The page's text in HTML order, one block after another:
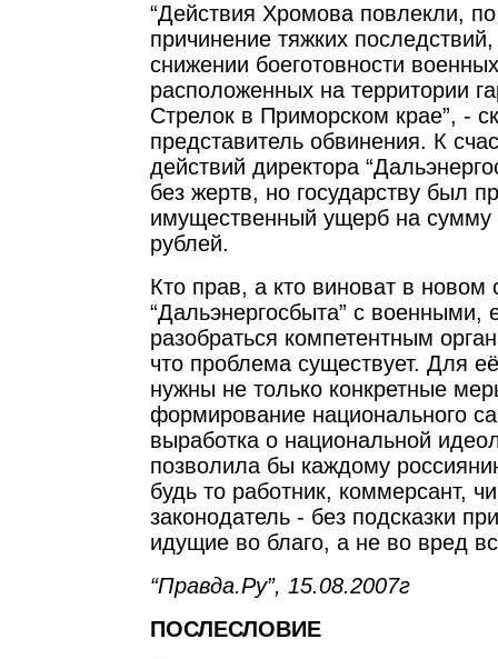
“Действия Хромова повлекли,
причинение тяжких
снижении боеготовности
расположенных на территории
Стрелок в Приморском крае”, -
представитель обвинения. К
действий директора
без жертв, но государству был
имущественный ущерб на сумму
рублей.
Кто прав, а кто виноват в новом
“Дальэнергосбыта” с военными,
разобраться компетентным
что проблема существует. Для
нужны не только конкретные
формирование национального
выработка о национальной
позволила бы каждому
будь то работник, коммерсант,
законодатель - без подсказки
идущие во благо, а не во вред
“Правда.Ру”, 15.08.2007г
ПОСЛЕСЛОВИЕ